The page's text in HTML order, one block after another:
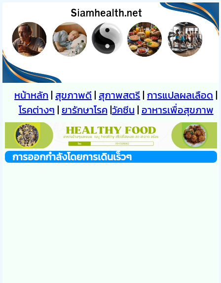
หน้าหลัก | สุขภาพดี | สุภาพสตรี|การแปลผลเลือด |
โรคต่างๆ | ยารักษาโรค |วัคซีน | อาหารเพื่อสุขภาพ
การออกกำลังโดยการเดินเร็วๆ